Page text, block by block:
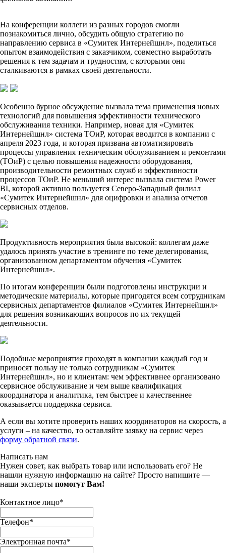
На конференции коллеги из разных городов смогли
познакомиться лично, обсудить общую стратегию по
направлению сервиса в «Сумитек Интернейшнл», поделиться
опытом взаимодействия с заказчиком, совместно выработать
решения к тем задачам и трудностям, с которыми они
сталкиваются в рамках своей деятельности.
Особенно бурное обсуждение вызвала тема применения новых
технологий для повышения эффективности технического
обслуживания техники. Например, новая для «Сумитек
Интернейшнл» система ТОиР, которая вводится в компании с
апреля 2023 года, и которая призвана автоматизировать
процессы управления техническим обслуживанием и ремонтами
(ТОиР) с целью повышения надежности оборудования,
производительности ремонтных служб и эффективности
процессов ТОиР. Не меньший интерес вызвала система Power
BI, которой активно пользуется Северо-Западный филиал
«Сумитек Интернейшнл» для оцифровки и анализа отчетов
сервисных отделов.
Продуктивность мероприятия была высокой: коллегам даже
удалось принять участие в тренинге по теме делегирования,
организованном департаментом обучения «Сумитек
Интернейшнл».
По итогам конференции были подготовлены инструкции и
методические материалы, которые пригодятся всем сотрудникам
сервисных департаментов филиалов «Сумитек Интернейшнл»
для решения возникающих вопросов по их текущей
деятельности.
Подобные мероприятия проходят в компании каждый год и
приносят пользу не только сотрудникам «Сумитек
Интернейшнл», но и клиентам: чем эффективнее организовано
сервисное обслуживание и чем выше квалификация
координатора и аналитика, тем быстрее и качественнее
оказывается поддержка сервиса.
А если вы хотите проверить наших координаторов на скорость, а
услуги – на качество, то оставляйте заявку на сервис через
форму обратной связи.
Написать нам
Нужен совет, как выбрать товар или использовать его? Не
нашли нужную информацию на сайте? Просто напишите —
наши эксперты помогут Вам!
Контактное лицо*
Телефон*
Электронная почта*